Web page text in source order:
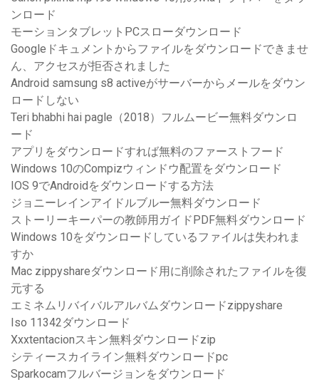
ンロード
モーションタブレットPCスローダウンロード
Googleドキュメントからファイルをダウンロードできませ
ん、アクセスが拒否されました
Android samsung s8 activeがサーバーからメールをダウン
ロードしない
Teri bhabhi hai pagle（2018）フルムービー無料ダウンロ
ード
アプリをダウンロードすれば無料のファーストフード
Windows 10のCompizウィンドウ配置をダウンロード
IOS 9でAndroidをダウンロードする方法
ジョニーレインアイドルブルー無料ダウンロード
ストーリーキーパーの教師用ガイドPDF無料ダウンロード
Windows 10をダウンロードしているファイルは失われま
すか
Mac zippyshareダウンロード用に削除されたファイルを復
元する
エミネムリバイバルアルバムダウンロードzippyshare
Iso 11342ダウンロード
Xxxtentacionスキン無料ダウンロードzip
シティースカイライン無料ダウンロードpc
Sparkocamフルバージョンをダウンロード